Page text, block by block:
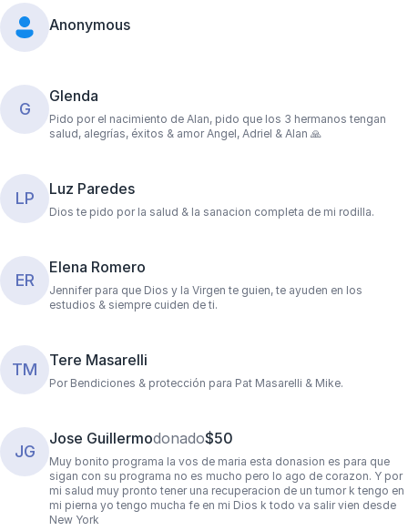
Anonymous
G
Glenda
Pido por el nacimiento de Alan, pido que los 3 hermanos tengan
salud, alegrías, éxitos & amor Angel, Adriel & Alan 🙏
LP Luz Paredes
Dios te pido por la salud & la sanacion completa de mi rodilla.
ER
Elena Romero
Jennifer para que Dios y la Virgen te guien, te ayuden en los
estudios & siempre cuiden de ti.
TM Tere Masarelli
Por Bendiciones & protección para Pat Masarelli & Mike.
JG
Jose Guillermodonado$50
Muy bonito programa la vos de maria esta donasion es para que
sigan con su programa no es mucho pero lo ago de corazon. Y por
mi salud muy pronto tener una recuperacion de un tumor k tengo en
mi pierna yo tengo mucha fe en mi Dios k todo va salir vien desde
New York